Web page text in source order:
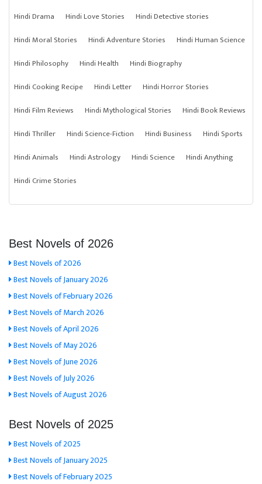
Hindi Drama
Hindi Love Stories
Hindi Detective stories
Hindi Moral Stories
Hindi Adventure Stories
Hindi Human Science
Hindi Philosophy
Hindi Health
Hindi Biography
Hindi Cooking Recipe
Hindi Letter
Hindi Horror Stories
Hindi Film Reviews
Hindi Mythological Stories
Hindi Book Reviews
Hindi Thriller
Hindi Science-Fiction Hindi Business
Hindi Sports
Hindi Animals
Hindi Astrology Hindi Science
Hindi Anything
Hindi Crime Stories
Best Novels of 2026
Best Novels of 2026
Best Novels of January 2026
Best Novels of February 2026
Best Novels of March 2026
Best Novels of April 2026
Best Novels of May 2026
Best Novels of June 2026
Best Novels of July 2026
Best Novels of August 2026
Best Novels of 2025
Best Novels of 2025
Best Novels of January 2025
Best Novels of February 2025